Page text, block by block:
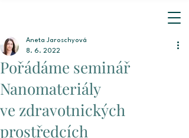
Pořádáme seminář
Nanomateriály
ve zdravotnických
prostředcích
Aneta Jaroschyová
8. 6. 2022